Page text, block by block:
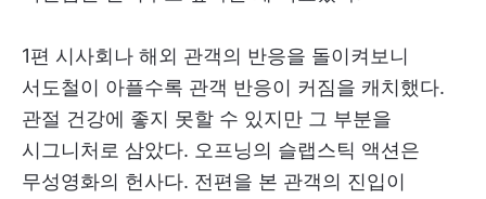
1편 시사회나 해외 관객의 반응을 돌이켜보니
서도철이 아플수록 관객 반응이 커짐을 캐치했다.
관절 건강에 좋지 못할 수 있지만 그 부분을
시그니처로 삼았다. 오프닝의 슬랩스틱 액션은
무성영화의 헌사다. 전편을 본 관객의 진입이